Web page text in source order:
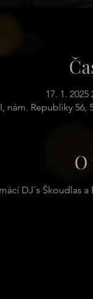
17. 1. 2025
nám. Republiky 56,
DJ´s